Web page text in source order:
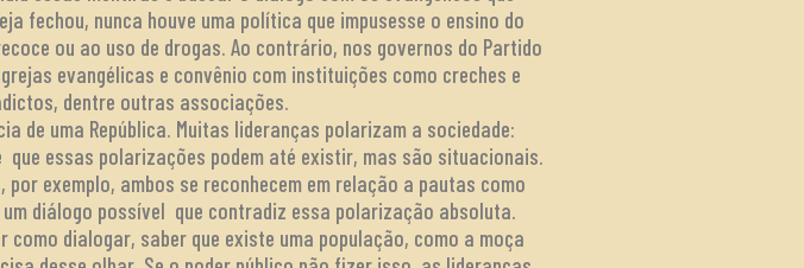
fechou, nunca houve uma política que impusesse o ensino do
ou ao uso de drogas. Ao contrário, nos governos do Partido
evangélicas e convênio com instituições como creches e
dentre outras associações.
de uma República. Muitas lideranças polarizam a sociedade:
essas polarizações podem até existir, mas são situacionais.
exemplo, ambos se reconhecem em relação a pautas como
diálogo possível que contradiz essa polarização absoluta.
dialogar, saber que existe uma população, como a moça